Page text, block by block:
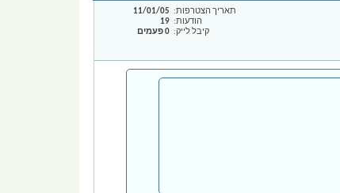
תאריך הצטרפות
11/01/05
הודעות
19
קיבל לייק
0 פעמים